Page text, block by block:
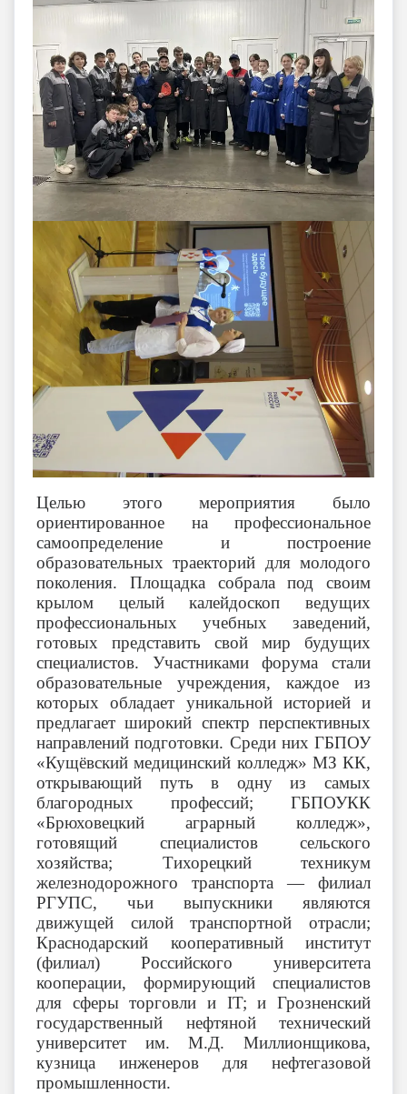
Целью этого мероприятия было
ориентированное на профессиональное
самоопределение и построение
образовательных траекторий для молодого
поколения. Площадка собрала под своим
крылом целый калейдоскоп ведущих
профессиональных учебных заведений,
готовых представить свой мир будущих
специалистов. Участниками форума стали
образовательные учреждения, каждое из
которых обладает уникальной историей и
предлагает широкий спектр перспективных
направлений подготовки. Среди них ГБПОУ
«Кущёвский медицинский колледж» МЗ КК,
открывающий путь в одну из самых
благородных профессий; ГБПОУКК
«Брюховецкий аграрный колледж»,
готовящий специалистов сельского
хозяйства; Тихорецкий техникум
железнодорожного транспорта — филиал
РГУПС, чьи выпускники являются
движущей силой транспортной отрасли;
Краснодарский кооперативный институт
(филиал) Российского университета
кооперации, формирующий специалистов
для сферы торговли и IT; и Грозненский
государственный нефтяной технический
университет им. М.Д. Миллионщикова,
кузница инженеров для нефтегазовой
промышленности.